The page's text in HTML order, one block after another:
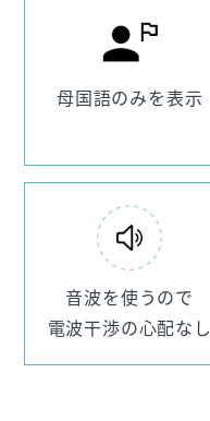
母国語のみを表示
音波を使うので
電波干渉の心配なし